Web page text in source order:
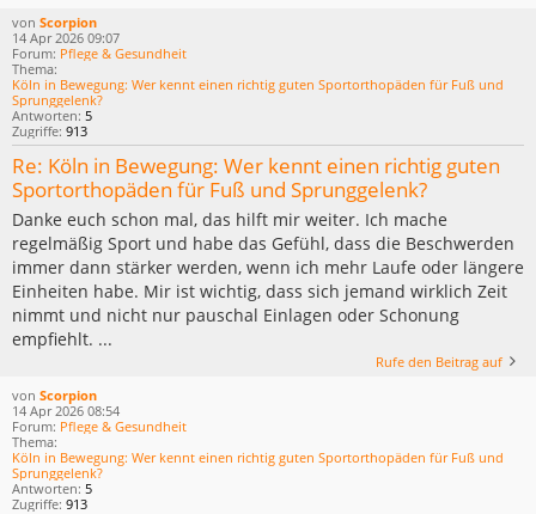
von Scorpion
14 Apr 2026 09:07
Forum: Pflege & Gesundheit
Thema:
Köln in Bewegung: Wer kennt einen richtig guten Sportorthopäden für Fuß und
Sprunggelenk?
Antworten: 5
Zugriffe: 913
Re: Köln in Bewegung: Wer kennt einen richtig guten
Sportorthopäden für Fuß und Sprunggelenk?
Danke euch schon mal, das hilft mir weiter. Ich mache
regelmäßig Sport und habe das Gefühl, dass die Beschwerden
immer dann stärker werden, wenn ich mehr Laufe oder längere
Einheiten habe. Mir ist wichtig, dass sich jemand wirklich Zeit
nimmt und nicht nur pauschal Einlagen oder Schonung
empfiehlt. ...
Rufe den Beitrag auf
von Scorpion
14 Apr 2026 08:54
Forum: Pflege & Gesundheit
Thema:
Köln in Bewegung: Wer kennt einen richtig guten Sportorthopäden für Fuß und
Sprunggelenk?
Antworten: 5
Zugriffe: 913